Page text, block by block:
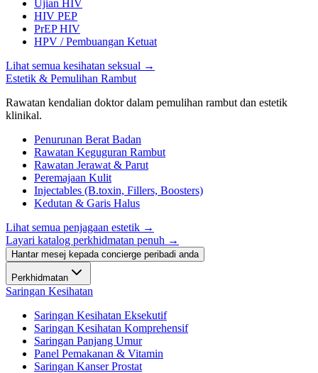
Ujian HIV
HIV PEP
PrEP HIV
HPV / Pembuangan Ketuat
Lihat semua kesihatan seksual →
Estetik & Pemulihan Rambut
Rawatan kendalian doktor dalam pemulihan rambut dan estetik
klinikal.
Penurunan Berat Badan
Rawatan Keguguran Rambut
Rawatan Jerawat & Parut
Peremajaan Kulit
Injectables (B.toxin, Fillers, Boosters)
Kedutan & Garis Halus
Lihat semua penjagaan estetik →
Layari katalog perkhidmatan penuh →
Hantar mesej kepada concierge peribadi anda
Perkhidmatan
Saringan Kesihatan
Saringan Kesihatan Eksekutif
Saringan Kesihatan Komprehensif
Saringan Panjang Umur
Panel Pemakanan & Vitamin
Saringan Kanser Prostat